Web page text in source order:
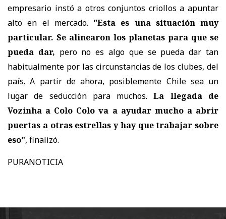
empresario instó a otros conjuntos criollos a apuntar
alto en el mercado. "Esta es una situación muy
particular. Se alinearon los planetas para que se
pueda dar, pero no es algo que se pueda dar tan
habitualmente por las circunstancias de los clubes, del
país. A partir de ahora, posiblemente Chile sea un
lugar de seducción para muchos.La llegada de
Vozinha a Colo Colo va a ayudar mucho a abrir
puertas a otras estrellas y hay que trabajar sobre
eso", finalizó.
PURANOTICIA